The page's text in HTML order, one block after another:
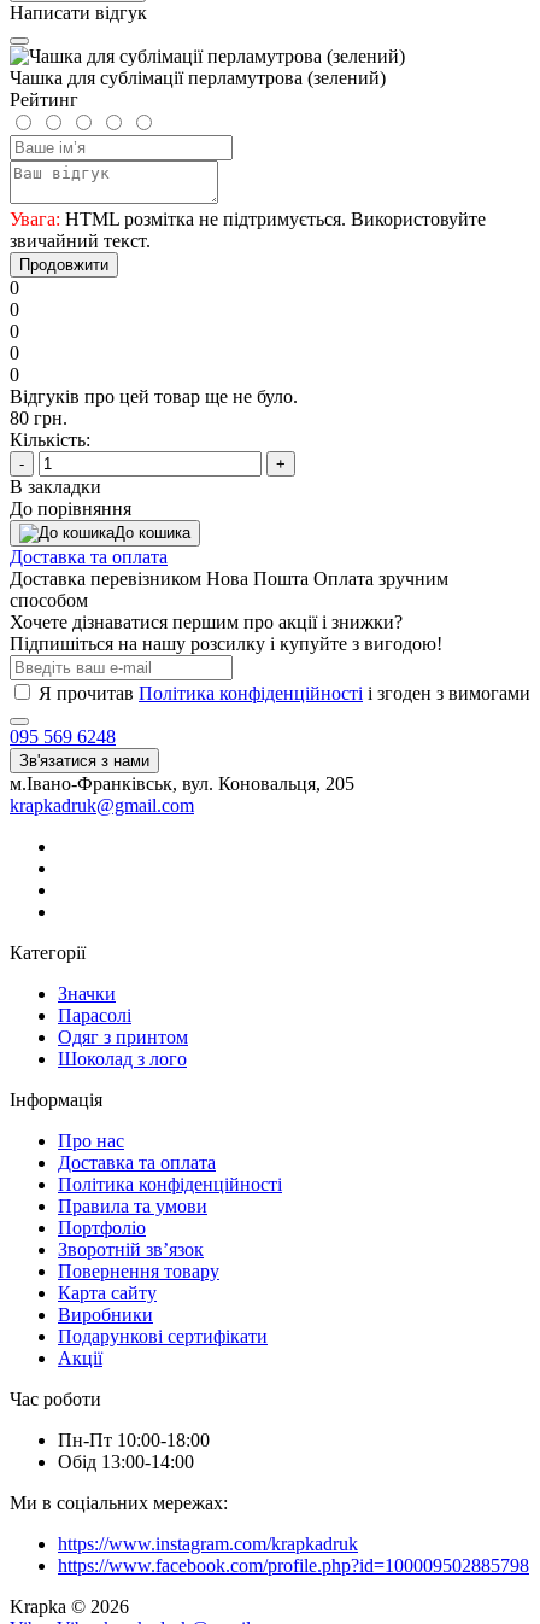
Написати відгук
Чашка для сублімації перламутрова (зелений)
Рейтинг
Увага: HTML розмітка не підтримується. Використовуйте
звичайний текст.
Продовжити
0
0
0
0
0
Відгуків про цей товар ще не було.
80 грн.
Кількість:
- +
В закладки
До порівняння
До кошика
Доставка та оплата
Доставка перевізником Нова Пошта Оплата зручним
способом
Хочете дізнаватися першим про акції і знижки?
Підпишіться на нашу розсилку і купуйте з вигодою!
Я прочитав Політика конфіденційності і згоден з вимогами
095 569 6248
Зв'язатися з нами
м.Івано-Франківськ, вул. Коновальця, 205
krapkadruk@gmail.com
Категорії
Значки
Парасолі
Одяг з принтом
Шоколад з лого
Інформація
Про нас
Доставка та оплата
Політика конфіденційності
Правила та умови
Портфоліо
Зворотній зв’язок
Повернення товару
Карта сайту
Виробники
Подарункові сертифікати
Акції
Час роботи
Пн-Пт 10:00-18:00
Обід 13:00-14:00
Ми в соціальних мережах:
https://www.instagram.com/krapkadruk
https://www.facebook.com/profile.php?id=100009502885798
Krapka © 2026